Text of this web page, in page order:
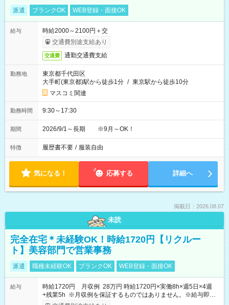
派遣 ブランクOK WEB登録・面接OK
給与
時給2000～2100円＋交
交通費別途支給あり
交通費 通勤交通費支給
勤務地
東京都千代田区
大手町(東京都)駅から徒歩1分 / 東京駅から徒歩10分
マスコミ関連
勤務時間 9:30～17:30
期間 2026/9/1～長期 ※9月～OK！
特徴 履歴書不要 / 服装自由
気になる！ 応募する 詳細へ
掲載日：2026.08.07
未読
完全在宅＊未経験OK！時給1720円【リクルー
ト】美容部門で営業事務
派遣 職種未経験OK ブランクOK WEB登録・面接OK
給与
時給1720円 月収例 28万円 時給1720円×実働8h×週5日×4週
+残業5h ※月収例を保証するものではありません。※給与即受
取りサービス利用可（利用条件有）